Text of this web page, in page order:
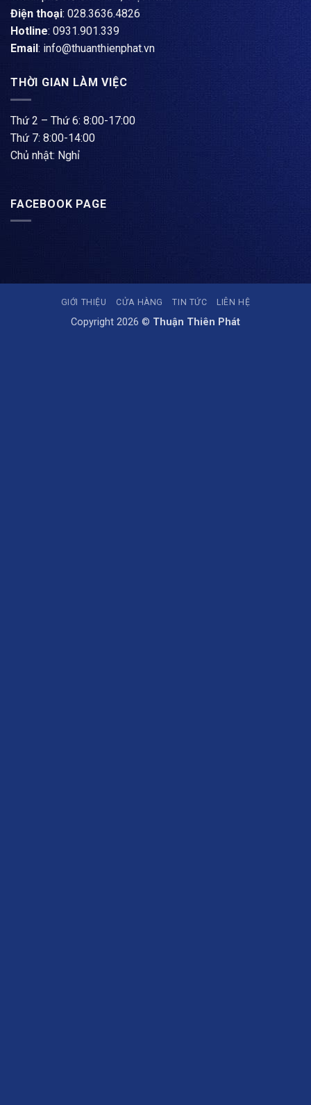
Điện thoại: ​028.3636.4826
Hotline: 0931.901.339
Email : info@thuanthienphat.vn
THỜI GIAN LÀM VIỆC
Thứ 2 – Thứ 6: 8:00-17:00
Thứ 7: 8:00-14:00
Chủ nhật: Nghỉ
FACEBOOK PAGE
GIỚI THIỆU CỬA HÀNG TIN TỨC LIÊN HỆ
Copyright 2026 © Thuận Thiên Phát